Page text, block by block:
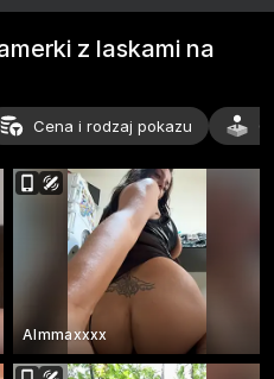
z laskami na
Cena i rodzaj pokazu
Almmaxxxx